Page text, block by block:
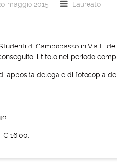
maggio 2015 Laureato
di Campobasso in Via F.
il titolo nel periodo
apposita delega e di fotocopia
16,00.